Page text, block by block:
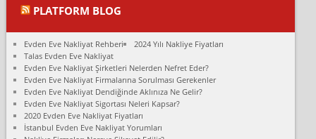
Ali:
olduk. Asansörlü dediler sonra uraya asansör kurulmaz dediler
fark istediler. ortada asa...
Nimet:
Ben 2021 Ağustos ilk haftası Evimi taşıdım yani İstanbul'un bir
Mahallesi'nden bir başka Mahallesi'ne yani Ümraniye bölgesinde
oturuyorum önceleri ara...
Nimet Köse:
PLATFORM BLOG
Evden Eve Nakliyat Rehberi
2024 Yılı Nakliye Fiyatları
Talas Evden Eve Nakliyat
Evden Eve Nakliyat Şirketleri Nelerden Nefret Eder?
Evden Eve Nakliyat Firmalarına Sorulması Gerekenler
Evden Eve Nakliyat Dendiğinde Aklınıza Ne Gelir?
Evden Eve Nakliyat Sigortası Neleri Kapsar?
2020 Evden Eve Nakliyat Fiyatları
İstanbul Evden Eve Nakliyat Yorumları